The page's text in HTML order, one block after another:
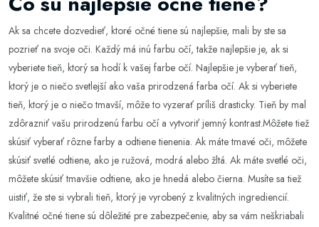
Ak sa chcete dozvedieť, ktoré očné tiene sú najlepšie, mali by ste sa
pozrieť na svoje oči. Každý má inú farbu očí, takže najlepšie je, ak si
vyberiete tieň, ktorý sa hodí k vašej farbe očí. Najlepšie je vyberať tieň,
ktorý je o niečo svetlejší ako vaša prirodzená farba očí. Ak si vyberiete
tieň, ktorý je o niečo tmavší, môže to vyzerať príliš drasticky. Tieň by mal
zdôrazniť vašu prirodzenú farbu očí a vytvoriť jemný kontrast.Môžete tiež
skúsiť vyberať rôzne farby a odtiene tienenia. Ak máte tmavé oči, môžete
skúsiť svetlé odtiene, ako je ružová, modrá alebo žltá. Ak máte svetlé oči,
môžete skúsiť tmavšie odtiene, ako je hnedá alebo čierna. Musíte sa tiež
uistiť, že ste si vybrali tieň, ktorý je vyrobený z kvalitných ingrediencií.
Kvalitné očné tiene sú dôležité pre zabezpečenie, aby sa vám neškriabali